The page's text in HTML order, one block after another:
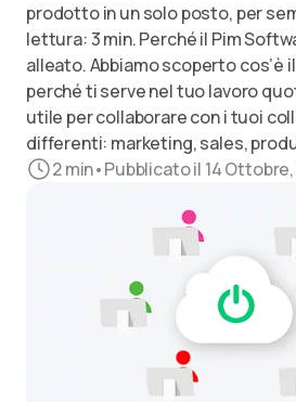
prodotto in un solo posto, per
lettura: 3 min. Perché il Pim
alleato. Abbiamo scoperto cos’è
perché ti serve nel tuo lavoro
utile per collaborare con i tuoi
differenti: marketing, sales,
2min•Pubblicato il 14 Ottobre,